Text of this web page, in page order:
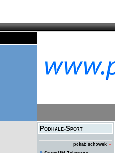
Podhale-Sport
pokaż schowek »